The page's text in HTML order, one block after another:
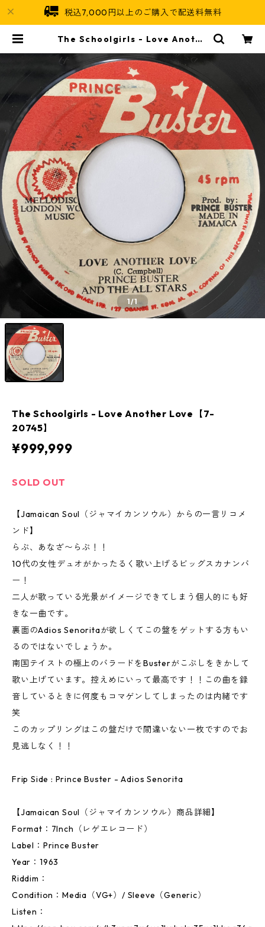
税込7,000円以上のご購入で配送料無料
The Schoolgirls - Love Anothe
Soul
1/1
The Schoolgirls - Love Another Love【7-
20745】
¥999,999
SOLD OUT
【Jamaican Soul（ジャマイカンソウル）からの一言リコメ
ンド】
らぶ、あなざ〜らぶ！！
10代の女性デュオがかったるく歌い上げるビッグスカナンバ
ー！
二人が歌っている光景がイメージできてしまう個人的にも好
きな一曲です。
裏面のAdios Senoritaが欲しくてこの盤をゲットする方もい
るのではないでしょうか。
南国テイストの極上のバラードをBusterがこぶしをきかして
歌い上げています。控えめにいって最高です！！この曲を録
音しているときに何度もコマゲンしてしまったのは内緒です
笑
このカップリングはこの盤だけで間違いない一枚ですのでお
見逃しなく！！
Frip Side : Prince Buster - Adios Senorita
【Jamaican Soul（ジャマイカンソウル）商品詳細】
Format：7Inch（レゲエレコード）
Label：Prince Buster
Year：1963
Riddim：
Condition：Media（VG+）/ Sleeve（Generic）
Listen：